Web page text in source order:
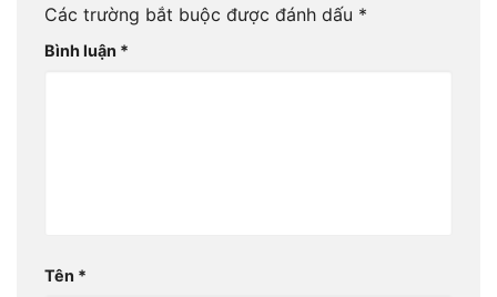
Các trường bắt buộc được đánh dấu *
Bình luận *
Tên *